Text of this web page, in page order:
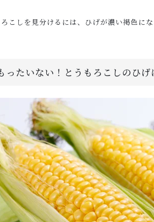
こしを見分けるには、ひげが濃い褐色に
ったいない！とうもろこしのひ